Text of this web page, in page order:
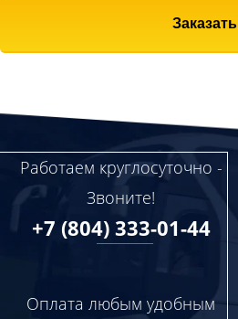
Заказать
Работаем круглосуточно -
Звоните!
+7 (804) 333-01-44
Оплата любым удобным